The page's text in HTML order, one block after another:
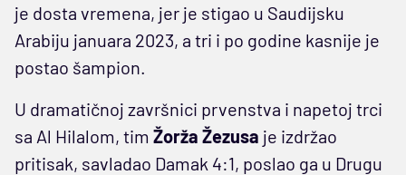
je dosta vremena, jer je stigao u Saudijsku
Arabiju januara 2023, a tri i po godine kasnije je
postao šampion.
U dramatičnoj završnici prvenstva i napetoj trci
sa Al Hilalom, tim Žorža Žezusa je izdržao
pritisak, savladao Damak 4:1, poslao ga u Drugu